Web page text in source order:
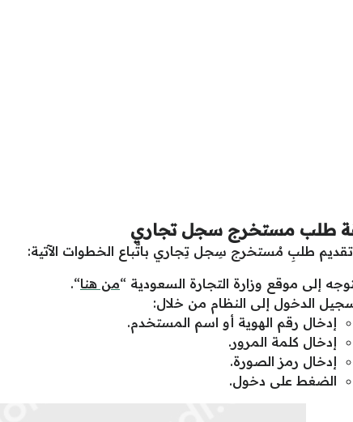
طلب مستخرج سجل تجاري
طلبِ مُستخرج سِجل تِجاري باتّباع الخطوات الآتية:
إلى موقع وزارة التجارة السعودية “من هنا“.
الدخول إلى النظام من خلال:
إدخال رقم الهوية أو اسم المستخدم.
إدخال كلمة المرور.
إدخال رمز الصورة.
الضغط على دخول.